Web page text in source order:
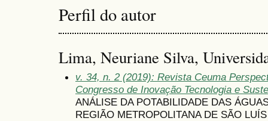
Perfil do autor
Lima, Neuriane Silva,
v. 34, n. 2 (2019): Revista Ceuma
Congresso de Inovação Tecnologia e
ANÁLISE DA POTABILIDADE DAS
REGIÃO METROPOLITANA DE SÃO